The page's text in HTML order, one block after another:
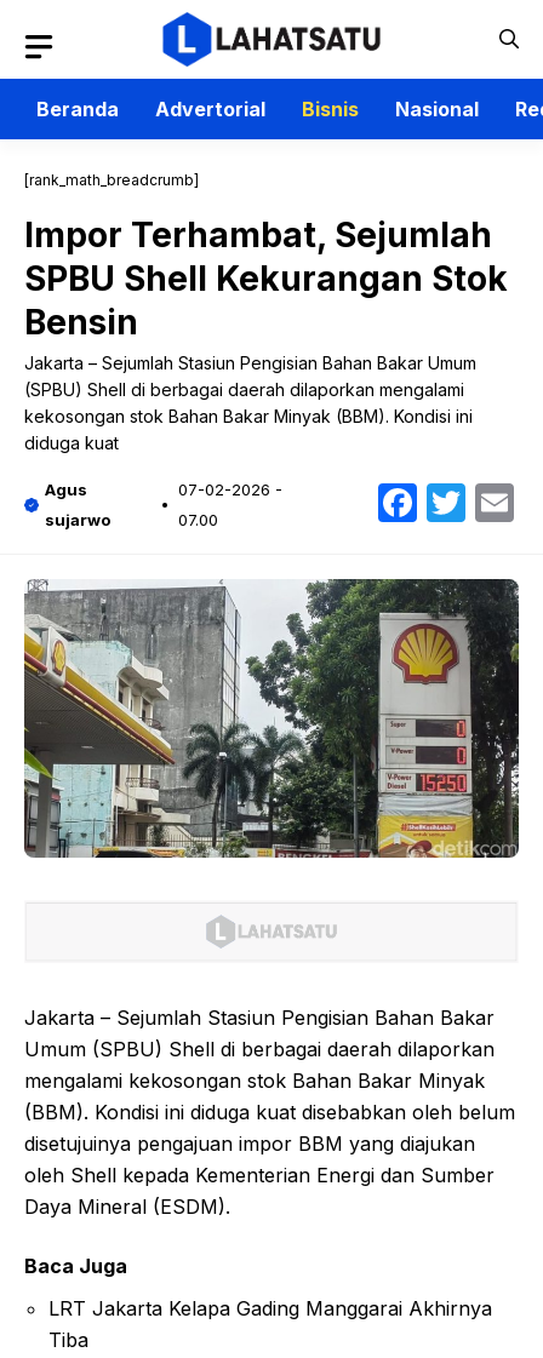
isi
Beranda
Advertorial Bisnis Nasional
[rank_math_breadcrumb]
Impor Terhambat, Sejumlah
SPBU Shell Kekurangan Stok
Bensin
Jakarta – Sejumlah Stasiun Pengisian Bahan Bakar Umum
(SPBU) Shell di berbagai daerah dilaporkan mengalami
kekosongan stok Bahan Bakar Minyak (BBM). Kondisi ini
diduga kuat
Agus
sujarwo
07-02-2026 -
07.00
Jakarta – Sejumlah Stasiun Pengisian Bahan Bakar
Umum (SPBU) Shell di berbagai daerah dilaporkan
mengalami kekosongan stok Bahan Bakar Minyak
(BBM). Kondisi ini diduga kuat disebabkan oleh belum
disetujuinya pengajuan impor BBM yang diajukan
oleh Shell kepada Kementerian Energi dan Sumber
Daya Mineral (ESDM).
Baca Juga
LRT Jakarta Kelapa Gading Manggarai Akhirnya
Tiba